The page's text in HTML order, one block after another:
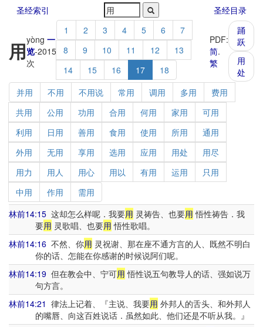
圣经索引 圣经目录
用yòng 一
览-2015
次
1 2 3 4 5 6
7
8
9 10 11 12
13
14
15 16 17 18
PDF:
简.
繁
踊
跃
用
处
并用
不用 不用说 常用 调用 多用
费用
共用
公用 功用 合用 何用 家用
可用
利用
日用 善用 食用 使用 所用
通用
外用
无用 享用 选用 应用 用处
用尽
用力
用人 用心 用以 有用 运用
只用
中用
作用
需用
林前14:15 这却怎么样呢．我要用 灵祷告、也要用 悟性祷告．我
要用 灵歌唱、也要用 悟性歌唱。
林前14:16 不然、你用 灵祝谢、那在座不通方言的人、既然不明白
你的话、怎能在你感谢的时候说阿们呢。
林前14:19 但在教会中、宁可用 悟性说五句教导人的话、强如说万
句方言。
林前14:21 律法上记着、『主说、我要用 外邦人的舌头、和外邦人
的嘴唇、向这百姓说话．虽然如此、他们还是不听从我。』